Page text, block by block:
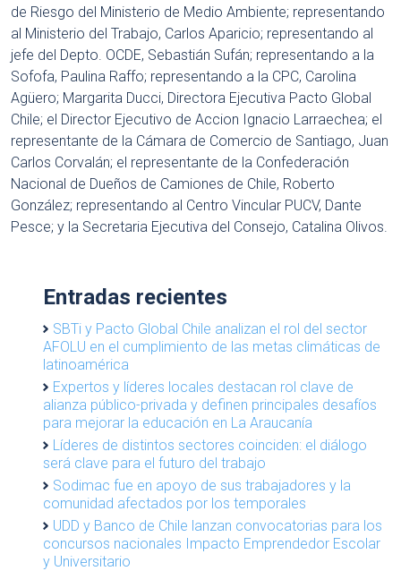
de Riesgo del Ministerio de Medio Ambiente; representando
al Ministerio del Trabajo, Carlos Aparicio; representando al
jefe del Depto. OCDE, Sebastián Sufán; representando a la
Sofofa, Paulina Raffo; representando a la CPC, Carolina
Agüero; Margarita Ducci, Directora Ejecutiva Pacto Global
Chile; el Director Ejecutivo de Accion Ignacio Larraechea; el
representante de la Cámara de Comercio de Santiago, Juan
Carlos Corvalán; el representante de la Confederación
Nacional de Dueños de Camiones de Chile, Roberto
González; representando al Centro Vincular PUCV, Dante
Pesce; y la Secretaria Ejecutiva del Consejo, Catalina Olivos.
Entradas recientes
SBTi y Pacto Global Chile analizan el rol del sector
AFOLU en el cumplimiento de las metas climáticas de
latinoamérica
Expertos y líderes locales destacan rol clave de
alianza público-privada y definen principales desafíos
para mejorar la educación en La Araucanía
Líderes de distintos sectores coinciden: el diálogo
será clave para el futuro del trabajo
Sodimac fue en apoyo de sus trabajadores y la
comunidad afectados por los temporales
UDD y Banco de Chile lanzan convocatorias para los
concursos nacionales Impacto Emprendedor Escolar
y Universitario